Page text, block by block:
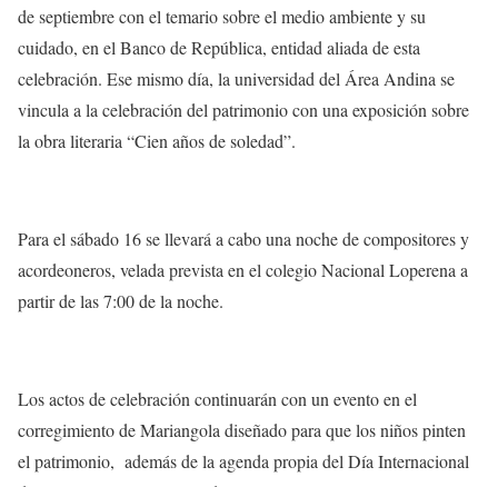
de septiembre con el temario sobre el medio ambiente y su
cuidado, en el Banco de República, entidad aliada de esta
celebración. Ese mismo día, la universidad del Área Andina se
vincula a la celebración del patrimonio con una exposición sobre
la obra literaria “Cien años de soledad”.
Para el sábado 16 se llevará a cabo una noche de compositores y
acordeoneros, velada prevista en el colegio Nacional Loperena a
partir de las 7:00 de la noche.
Los actos de celebración continuarán con un evento en el
corregimiento de Mariangola diseñado para que los niños pinten
el patrimonio, además de la agenda propia del Día Internacional